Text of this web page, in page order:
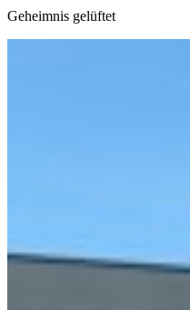
Geheimnis gelüftet